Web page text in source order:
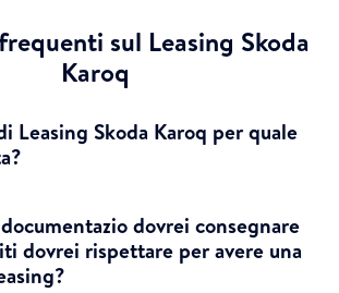
sul Leasing Skoda
Karoq
Leasing Skoda Karoq per quale
dovrei consegnare
dovrei rispettare per avere una